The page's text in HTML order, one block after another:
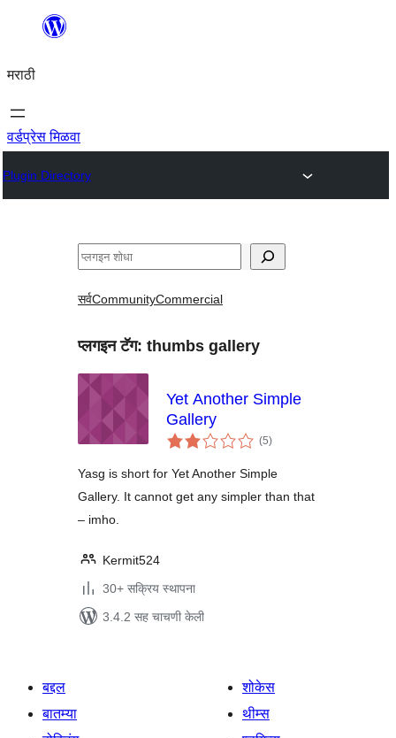
सामुग्रीवर
मराठी
वर्डप्रेस मिळवा
Plugin Directory
शोधा
सर्वCommunityCommercial
प्लगइन टॅग: thumbs gallery
Yet Another Simple
Gallery
(5एकूण
मूल्यांकन
)
Yasg is short for Yet Another Simple
Gallery. It cannot get any simpler than that
– imho.
Kermit524
30+ सक्रिय स्थापना
3.4.2 सह चाचणी केली
बद्दल
बातम्या
शोकेस
थीम्स